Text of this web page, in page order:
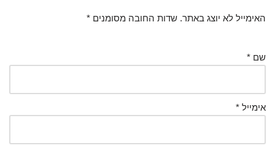
האימייל לא יוצג באתר. שדות החובה מסומנים *
שם *
אימייל *